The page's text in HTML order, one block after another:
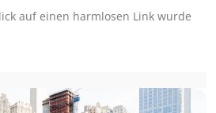
auf einen harmlosen Link wurde